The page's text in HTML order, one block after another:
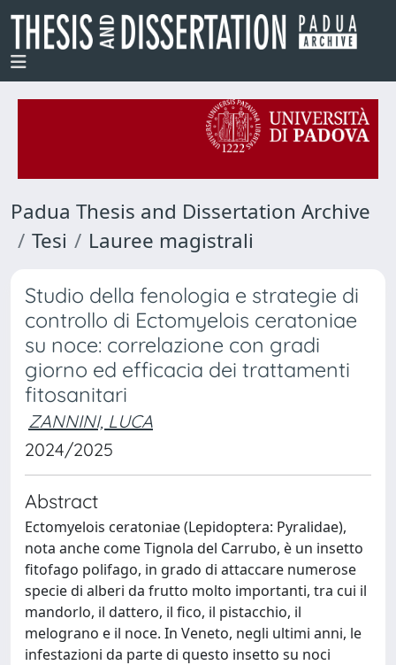
Padua Thesis and Dissertation Archive
Tesi
Lauree magistrali
Studio della fenologia e strategie di
controllo di Ectomyelois ceratoniae
su noce: correlazione con gradi
giorno ed efficacia dei trattamenti
fitosanitari
ZANNINI, LUCA
2024/2025
Abstract
Ectomyelois ceratoniae (Lepidoptera: Pyralidae),
nota anche come Tignola del Carrubo, è un insetto
fitofago polifago, in grado di attaccare numerose
specie di alberi da frutto molto importanti, tra cui il
mandorlo, il dattero, il fico, il pistacchio, il
melograno e il noce. In Veneto, negli ultimi anni, le
infestazioni da parte di questo insetto su noci